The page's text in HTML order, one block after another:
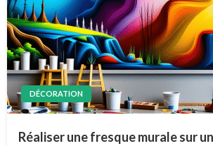
DÉCORATION
Réaliser une fresque murale sur